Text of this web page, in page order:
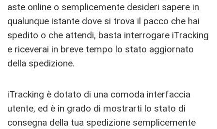
aste online o semplicemente desideri sapere in
qualunque istante dove si trova il pacco che hai
spedito o che attendi, basta interrogare iTracking
e riceverai in breve tempo lo stato aggiornato
della spedizione.
iTracking è dotato di una comoda interfaccia
utente, ed è in grado di mostrarti lo stato di
consegna della tua spedizione semplicemente